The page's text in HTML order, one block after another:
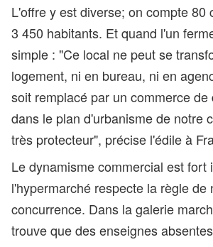
L'offre y est diverse; on compte 80
3 450 habitants. Et quand l'un
simple : "Ce local ne peut se
logement, ni en bureau, ni en
soit remplacé par un commerce de
dans le plan d'urbanisme de notre
très protecteur", précise l'édile à
Le dynamisme commercial est fort
l'hypermarché respecte la règle de
concurrence. Dans la galerie
trouve que des enseignes